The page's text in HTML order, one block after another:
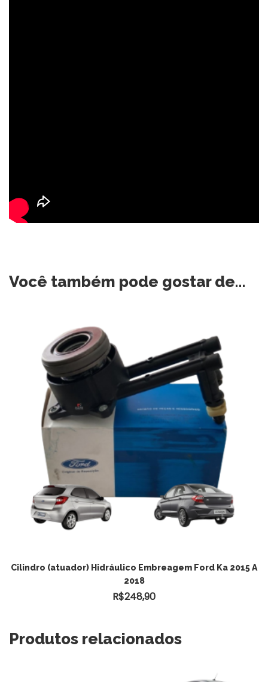
Você também pode gostar de…
ADICIONAR AO CARRINHO
Cilindro (atuador) Hidráulico Embreagem Ford Ka 2015 A
2018
R$248,90
Produtos relacionados